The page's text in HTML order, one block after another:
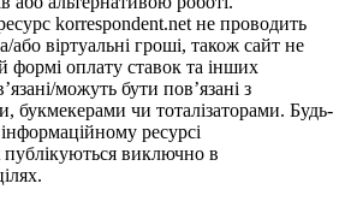
korrespondent.net не проводить
або віртуальні гроші, також сайт не
формі оплату ставок та інших
можуть бути пов’язані з
букмекерами чи тоталізаторами. Будь-
ресурсі
публікуються виключно в